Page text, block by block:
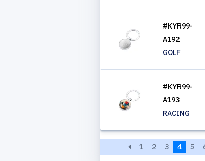
#KYR99-
A192
GOLF
#KYR99-
A193
RACING
1 2 3 4 5